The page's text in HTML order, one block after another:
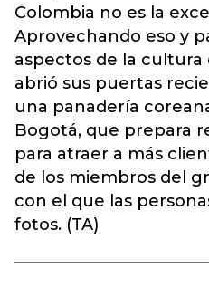
Colombia no es la
Aprovechando eso y
aspectos de la cultura
abrió sus puertas
una panadería
Bogotá, que prepara
para atraer a más
de los miembros del
con el que las
fotos. (TA)